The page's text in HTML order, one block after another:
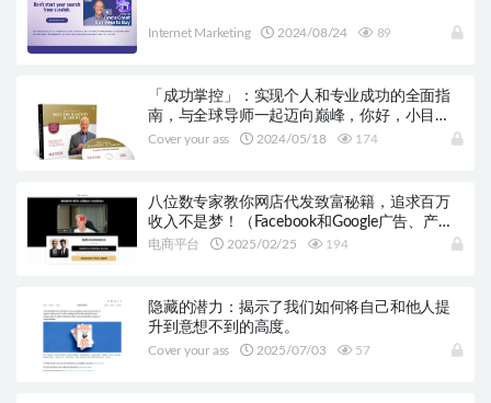
Internet Marketing 2024/08/24 89
「成功掌控」：实现个人和专业成功的全面指
南，与全球导师一起迈向巅峰，你好，小目
标！
Cover your ass 2024/05/18 174
八位数专家教你网店代发致富秘籍，追求百万
收入不是梦！（Facebook和Google广告、产品
研究、着陆页设计）
电商平台 2025/02/25 194
隐藏的潜力：揭示了我们如何将自己和他人提
升到意想不到的高度。
Cover your ass 2025/07/03 57